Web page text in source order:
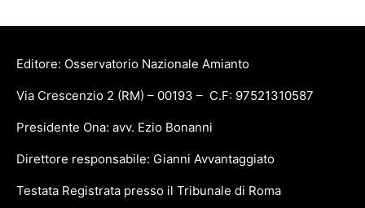
Editore: Osservatorio Nazionale Amianto
Via Crescenzio 2 (RM) – 00193 – C.F: 97521310587
Presidente Ona: avv. Ezio Bonanni
Direttore responsabile: Gianni Avvantaggiato
Testata Registrata presso il Tribunale di Roma